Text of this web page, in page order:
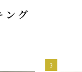
ング
3